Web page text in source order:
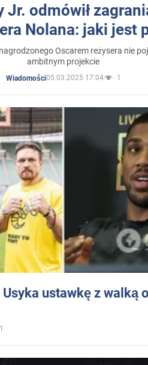
Jr. odmówił
Nolana: jaki jest
Oscarem reżysera nie
ambitnym projekcie
Wiadomości05.03.2025 17:04 1
ustawkę z walką
1